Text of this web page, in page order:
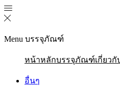
Menu บรรจุภัณฑ์
หน้าหลักบรรจุภัณฑ์เกี่ยวกั
อื่นๆ